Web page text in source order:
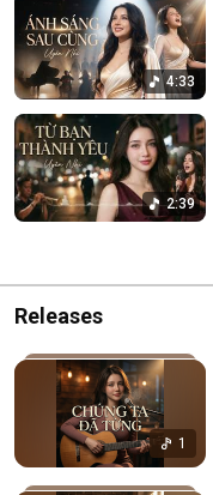
4:33
2:39
Releases
1